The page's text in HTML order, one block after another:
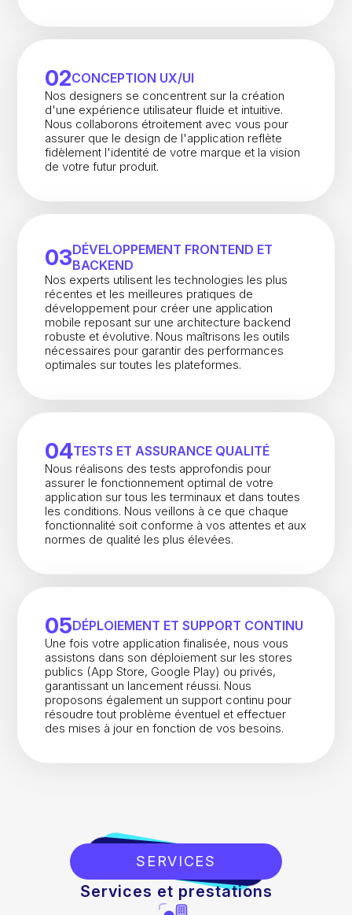
02CONCEPTION UX/UI
Nos designers se concentrent sur la création
d'une expérience utilisateur fluide et intuitive.
Nous collaborons étroitement avec vous pour
assurer que le design de l'application reflète
fidèlement l'identité de votre marque et la vision
de votre futur produit.
03DÉVELOPPEMENT FRONTEND ET
BACKEND
Nos experts utilisent les technologies les plus
récentes et les meilleures pratiques de
développement pour créer une application
mobile reposant sur une architecture backend
robuste et évolutive. Nous maîtrisons les outils
nécessaires pour garantir des performances
optimales sur toutes les plateformes.
04TESTS ET ASSURANCE QUALITÉ
Nous réalisons des tests approfondis pour
assurer le fonctionnement optimal de votre
application sur tous les terminaux et dans toutes
les conditions. Nous veillons à ce que chaque
fonctionnalité soit conforme à vos attentes et aux
normes de qualité les plus élevées.
05DÉPLOIEMENT ET SUPPORT CONTINU
Une fois votre application finalisée, nous vous
assistons dans son déploiement sur les stores
publics (App Store, Google Play) ou privés,
garantissant un lancement réussi. Nous
proposons également un support continu pour
résoudre tout problème éventuel et effectuer
des mises à jour en fonction de vos besoins.
SERVICES
Services et prestations